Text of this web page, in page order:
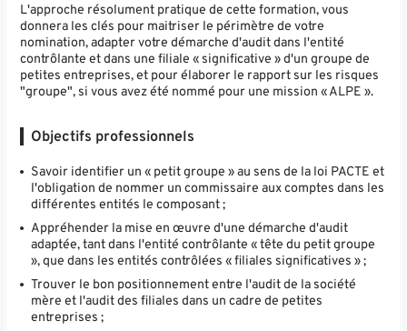
L'approche résolument pratique de cette formation, vous
donnera les clés pour maitriser le périmètre de votre
nomination, adapter votre démarche d'audit dans l'entité
contrôlante et dans une filiale « significative » d'un groupe de
petites entreprises, et pour élaborer le rapport sur les risques
"groupe", si vous avez été nommé pour une mission « ALPE ».
Objectifs professionnels
Savoir identifier un « petit groupe » au sens de la loi PACTE et
l'obligation de nommer un commissaire aux comptes dans les
différentes entités le composant ;
Appréhender la mise en œuvre d'une démarche d'audit
adaptée, tant dans l'entité contrôlante « tête du petit groupe
», que dans les entités contrôlées « filiales significatives » ;
Trouver le bon positionnement entre l'audit de la société
mère et l'audit des filiales dans un cadre de petites
entreprises ;